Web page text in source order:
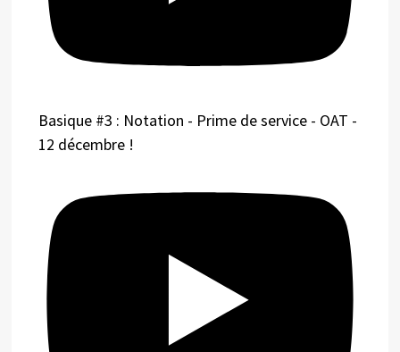
Basique #3 : Notation - Prime de service - OAT -
12 décembre !